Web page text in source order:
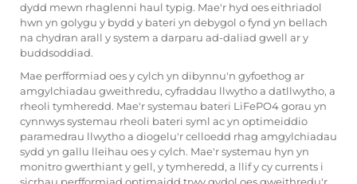
dydd mewn rhaglenni haul typig. Mae'r hyd oes eithriadol
hwn yn golygu y bydd y bateri yn debygol o fynd yn bellach
na chydran arall y system a darparu ad-daliad gwell ar y
buddsoddiad.
Mae perfformiad oes y cylch yn dibynnu'n gyfoethog ar
amgylchiadau gweithredu, cyfraddau llwytho a datllwytho, a
rheoli tymheredd. Mae'r systemau bateri LiFePO4 gorau yn
cynnwys systemau rheoli bateri syml ac yn optimeiddio
paramedrau llwytho a diogelu'r celloedd rhag amgylchiadau
sydd yn gallu lleihau oes y cylch. Mae'r systemau hyn yn
monitro gwerthiant y gell, y tymheredd, a llif y cy currents i